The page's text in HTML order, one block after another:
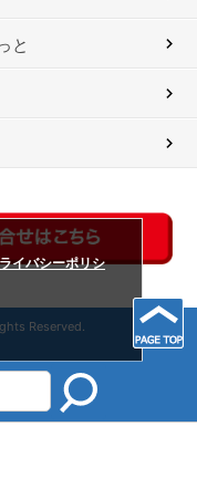
と
Reserved.
イバシーポリシ